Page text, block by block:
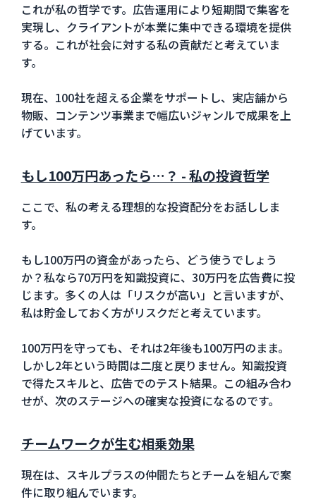
これが私の哲学です。広告運用により短期間で集客を
実現し、クライアントが本業に集中できる環境を提供
する。これが社会に対する私の貢献だと考えていま
す。
現在、100社を超える企業をサポートし、実店舗から
物販、コンテンツ事業まで幅広いジャンルで成果を上
げています。
もし100万円あったら…？ - 私の投資哲学
ここで、私の考える理想的な投資配分をお話ししま
す。
もし100万円の資金があったら、どう使うでしょう
か？私なら70万円を知識投資に、30万円を広告費に投
じます。多くの人は「リスクが高い」と言いますが、
私は貯金しておく方がリスクだと考えています。
100万円を守っても、それは2年後も100万円のまま。
しかし2年という時間は二度と戻りません。知識投資
で得たスキルと、広告でのテスト結果。この組み合わ
せが、次のステージへの確実な投資になるのです。
チームワークが生む相乗効果
現在は、スキルプラスの仲間たちとチームを組んで案
件に取り組んでいます。